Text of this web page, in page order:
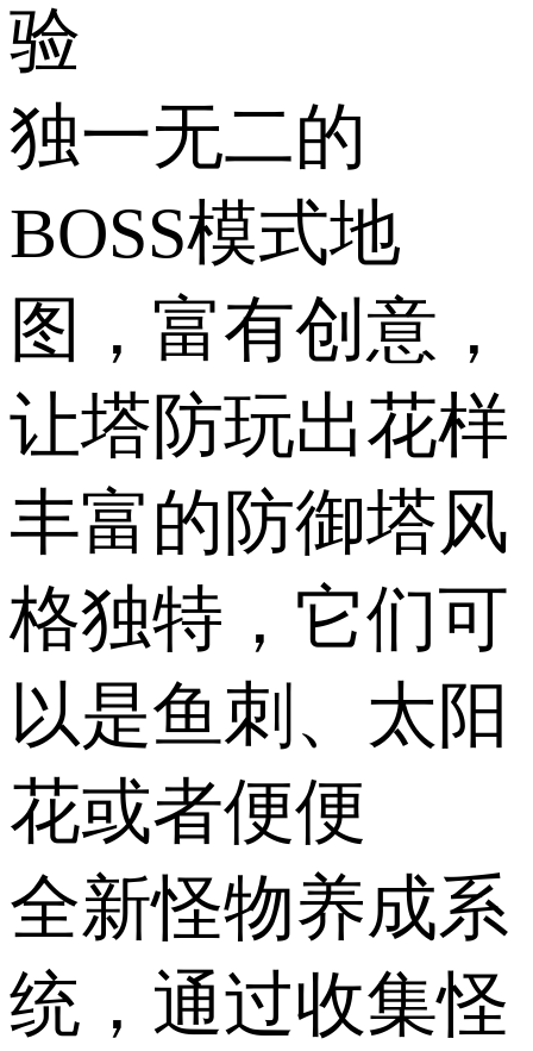
验
独一无二的
BOSS模式地
图，富有创意，
让塔防玩出花样
丰富的防御塔风
格独特，它们可
以是鱼刺、太阳
花或者便便
全新怪物养成系
统，通过收集怪